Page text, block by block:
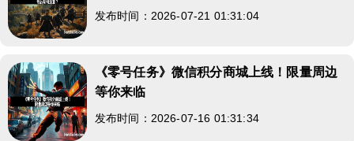
发布时间：2026-07-21 01:31:04
《零号任务》微信积分商城上线！限量周边
等你来临
发布时间：2026-07-16 01:31:34